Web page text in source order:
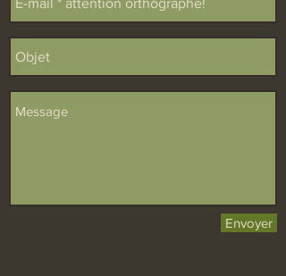
Envoyer